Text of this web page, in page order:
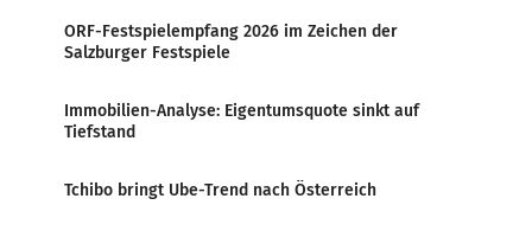
ORF-Festspielempfang 2026 im Zeichen der
Salzburger Festspiele
Immobilien-Analyse: Eigentumsquote sinkt auf
Tiefstand
Tchibo bringt Ube-Trend nach Österreich